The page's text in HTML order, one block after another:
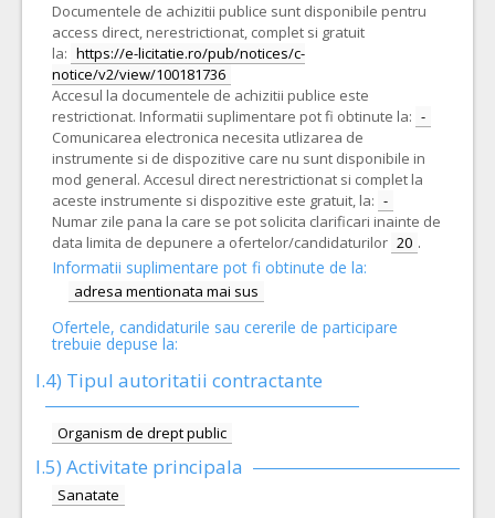
Documentele de achizitii publice sunt disponibile pentru
access direct, nerestrictionat, complet si gratuit
la: https://e-licitatie.ro/pub/notices/c-
notice/v2/view/100181736
Accesul la documentele de achizitii publice este
restrictionat. Informatii suplimentare pot fi obtinute la: -
Comunicarea electronica necesita utlizarea de
instrumente si de dispozitive care nu sunt disponibile in
mod general. Accesul direct nerestrictionat si complet la
aceste instrumente si dispozitive este gratuit, la: -
Numar zile pana la care se pot solicita clarificari inainte de
data limita de depunere a ofertelor/candidaturilor 20 .
Informatii suplimentare pot fi obtinute de la:
adresa mentionata mai sus
Ofertele, candidaturile sau cererile de participare
trebuie depuse la:
I.4) Tipul autoritatii contractante
Organism de drept public
I.5) Activitate principala
Sanatate